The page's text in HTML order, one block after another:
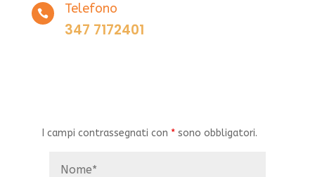
 Telefono
347 7172401
I campi contrassegnati con *sono obbligatori.